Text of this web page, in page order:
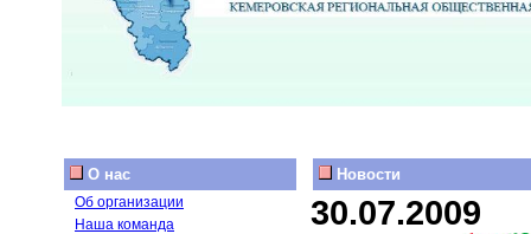
О нас
Об организации
Наша команда
Новости
30.07.2009